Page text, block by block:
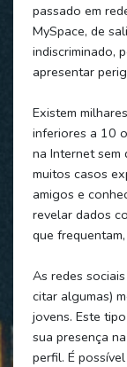
passado em
MySpace, de
indiscriminado,
apresentar
Existem
inferiores a 10
na Internet sem
muitos casos
amigos e
revelar dados
que
As redes
citar algumas)
jovens. Este
sua presença
perfil. É